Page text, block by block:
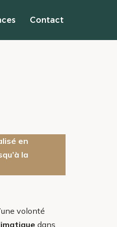
Contact
en
la
volonté
dans